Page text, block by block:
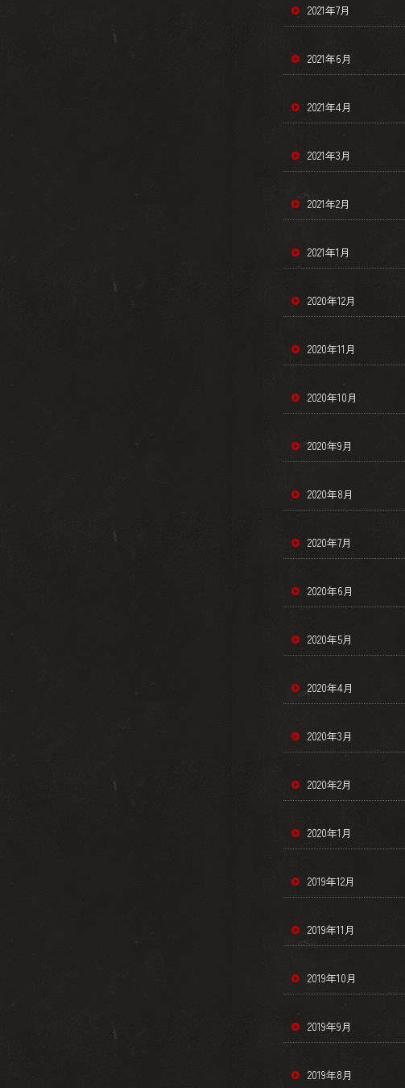
2021年7月
2021年6月
2021年4月
2021年3月
2021年2月
2021年1月
2020年12月
2020年11月
2020年10月
2020年9月
2020年8月
2020年7月
2020年6月
2020年5月
2020年4月
2020年3月
2020年2月
2020年1月
2019年12月
2019年11月
2019年10月
2019年9月
2019年8月